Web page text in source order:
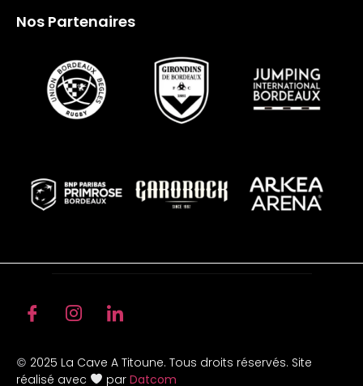
Nos Partenaires
© 2025 La Cave A Titoune. Tous droits réservés. Site
réalisé avec
par Datcom